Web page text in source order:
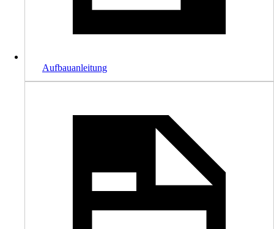
Aufbauanleitung